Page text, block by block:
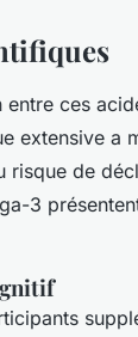
ces
extensive a
risque de
3